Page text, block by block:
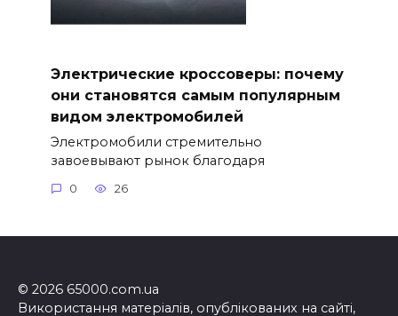
Электрические кроссоверы: почему
они становятся самым популярным
видом электромобилей
Электромобили стремительно
завоевывают рынок благодаря
0 26
© 2026 65000.com.ua
Використання матеріалів, опублікованих на сайті,